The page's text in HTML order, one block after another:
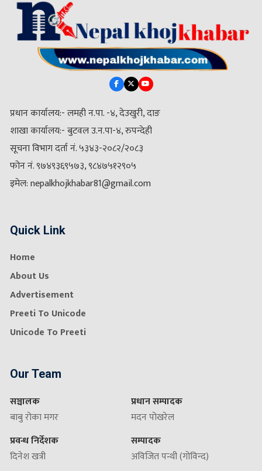
प्रधान कार्यालय:- लमही न.पा. -४, देउखुरी, दाङ
शाखा कार्यालय:- बुटवल उ.न.पा-४, रुपन्देही
सूचना विभाग दर्ता नं. ५३४३-२०८२/२०८३
फोन नं. ९७४९३६९५७३, ९८४७५१२९०५
इमेल: nepalkhojkhabar81@gmail.com
Quick Link
Home
About Us
Advertisement
Preeti To Unicode
Unicode To Preeti
Our Team
सञ्चालक
बाबु रोका मगर
प्रवन्ध निर्देशक
दिनेश खत्री
प्रधान सम्पादक
मदन पोखरेल
सम्पादक
अविजित पन्थी (गोविन्द)